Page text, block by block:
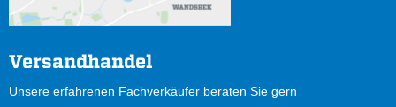
Versandhandel
Unsere erfahrenen Fachverkäufer beraten Sie gern